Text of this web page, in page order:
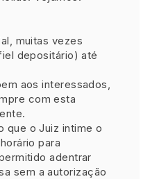
muitas vezes
depositário) até
aos interessados,
com esta
que o Juiz intime o
para
adentrar
sem a autorização